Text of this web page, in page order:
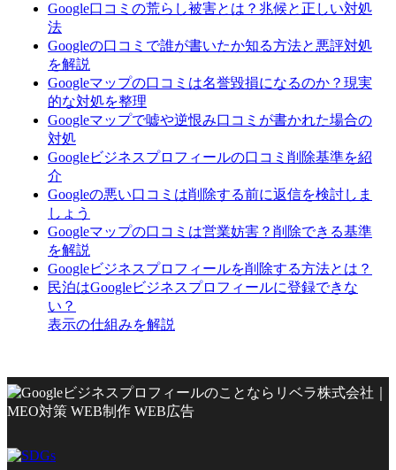
Google口コミの荒らし被害とは？兆候と正しい対処
法
Googleの口コミで誰が書いたか知る方法と悪評対処
を解説
Googleマップの口コミは名誉毀損になるのか？現実
的な対処を整理
Googleマップで嘘や逆恨み口コミが書かれた場合の
対処
Googleビジネスプロフィールの口コミ削除基準を紹
介
Googleの悪い口コミは削除する前に返信を検討しま
しょう
Googleマップの口コミは営業妨害？削除できる基準
を解説
Googleビジネスプロフィールを削除する方法とは？
民泊はGoogleビジネスプロフィールに登録できな
い？
表示の仕組みを解説